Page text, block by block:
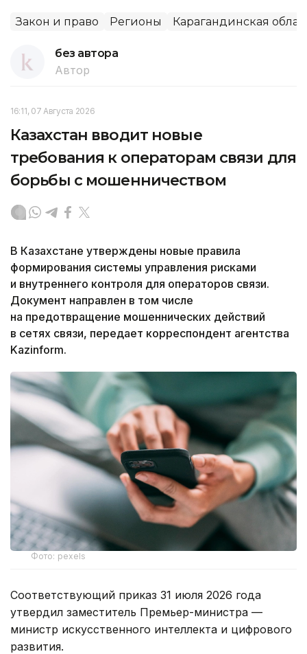
Закон и право Регионы Карагандинская
без автора
Автор
16:11, 07 Августа 2026
Казахстан вводит новые
требования к операторам связи для
борьбы с мошенничеством
В Казахстане утверждены новые правила
формирования системы управления рисками
и внутреннего контроля для операторов связи.
Документ направлен в том числе
на предотвращение мошеннических действий
в сетях связи, передает корреспондент агентства
Kazinform.
Фото: pexels
Соответствующий приказ 31 июля 2026 года
утвердил заместитель Премьер-министра —
министр искусственного интеллекта и цифрового
развития.